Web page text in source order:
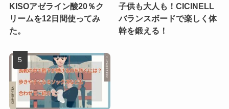
KISOアゼライン酸20％ク
リームを12日間使ってみ
た。
子供も大人も！CICINELL
バランスボードで楽しく体
幹を鍛える！